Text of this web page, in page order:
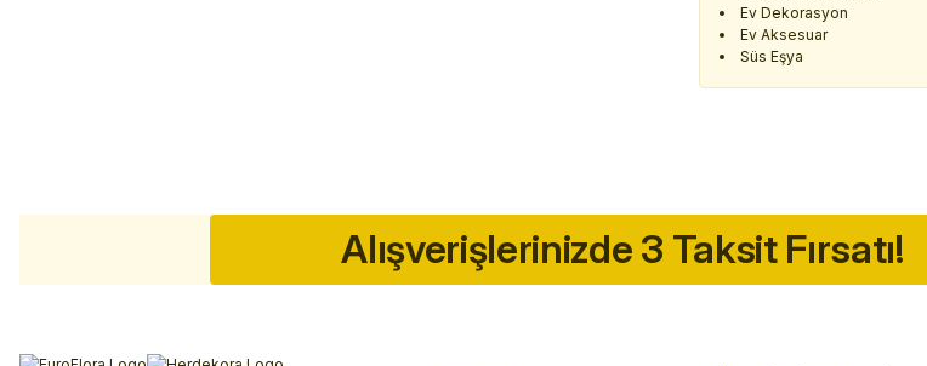
Ev Dekorasyon
Ev Aksesuar
Süs Eşya
Alışverişlerinizde 3 Taksit Fırsatı!